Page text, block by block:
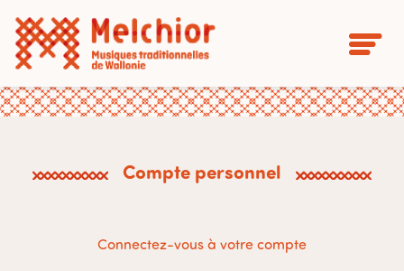
Compte personnel
Connectez-vous à votre compte